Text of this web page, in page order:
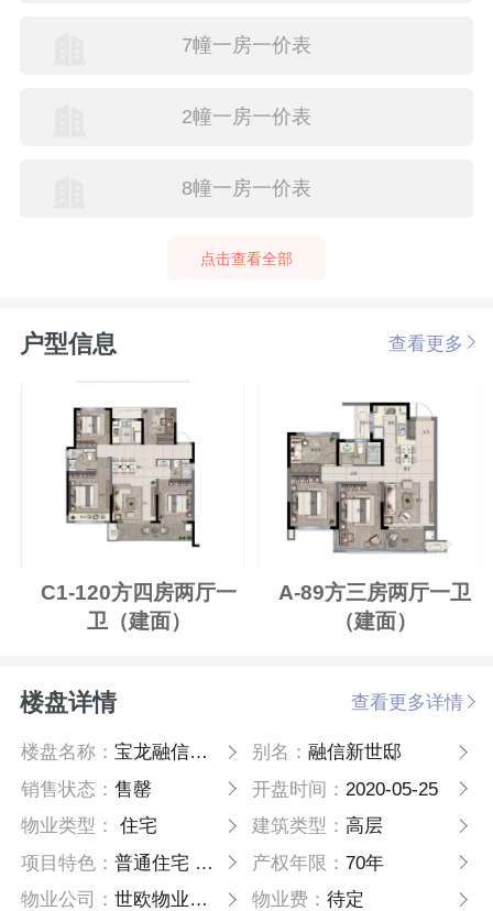
7幢一房一价表
2幢一房一价表
8幢一房一价表
点击查看全部
户型信息 查看更多
C1-120方四房两厅一
卫（建面）
A-89方三房两厅一卫
（建面）
楼盘详情 查看更多详情
楼盘名称：宝龙融信新世邸 别名： 融信新世邸
销售状态：售罄 开盘时间： 2020-05-25
物业类型：
住宅 建筑类型： 高层
项目特色：普通住宅 高层 产权年限： 70年
物业公司：世欧物业管理有限公司 物业费： 待定